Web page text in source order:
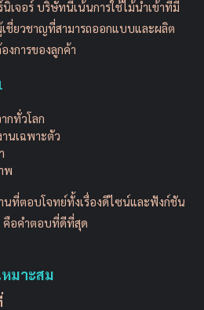
เจอร์ บริษัทนี้เน้นการใช้ไม้นำเข้าที่มี
ชี่ยวชาญที่สามารถออกแบบและผลิต
งการของลูกค้า
กทั่วโลก
นเฉพาะตัว
พ
นที่ตอบโจทย์ทั้งเรื่องดีไซน์และฟังก์ชัน
คือคำตอบที่ดีที่สุด
หมาะสม